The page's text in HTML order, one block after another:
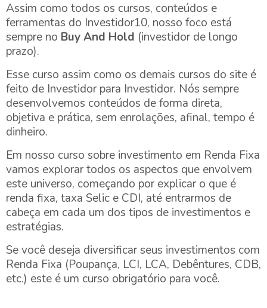
Assim como todos os cursos, conteúdos e
ferramentas do Investidor10, nosso foco está
sempre no Buy And Hold (investidor de longo
prazo).
Esse curso assim como os demais cursos do site é
feito de Investidor para Investidor. Nós sempre
desenvolvemos conteúdos de forma direta,
objetiva e prática, sem enrolações, afinal, tempo é
dinheiro.
Em nosso curso sobre investimento em Renda Fixa
vamos explorar todos os aspectos que envolvem
este universo, começando por explicar o que é
renda fixa, taxa Selic e CDI, até entrarmos de
cabeça em cada um dos tipos de investimentos e
estratégias.
Se você deseja diversificar seus investimentos com
Renda Fixa (Poupança, LCI, LCA, Debêntures, CDB,
etc.) este é um curso obrigatório para você.